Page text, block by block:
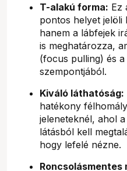
T-alakú forma: Ez
pontos helyet jelöli
hanem a lábfejek
is meghatározza,
(focus pulling) és
szempontjából.
Kiváló láthatóság:
hatékony
jeleneteknél, ahol
látásból kell
hogy lefelé nézne.
Roncsolásmentes